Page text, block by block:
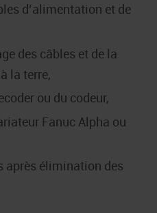
d’alimentation et de
des câbles et de la
la terre,
ou du codeur,
Fanuc Alpha ou
après élimination des